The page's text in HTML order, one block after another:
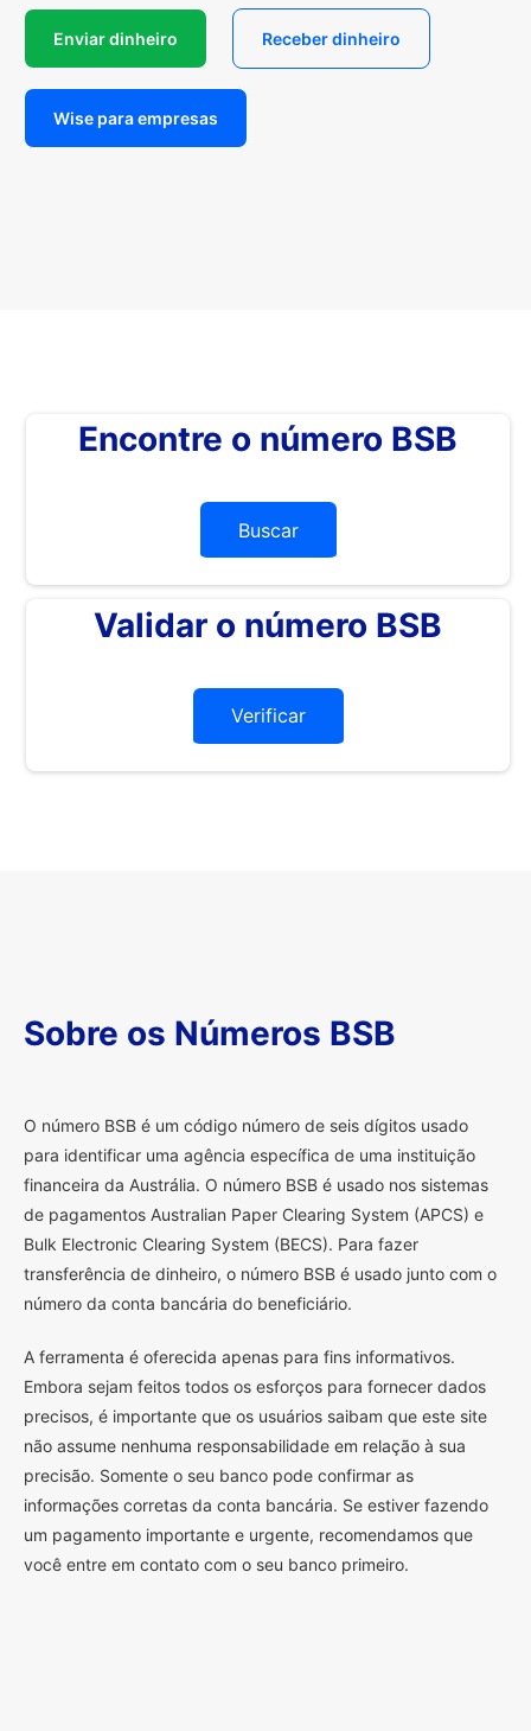
Enviar dinheiro Receber dinheiro
Wise para empresas
Encontre o número BSB
Buscar
Validar o número BSB
Verificar
Sobre os Números BSB
O número BSB é um código número de seis dígitos usado
para identificar uma agência específica de uma instituição
financeira da Austrália. O número BSB é usado nos sistemas
de pagamentos Australian Paper Clearing System (APCS) e
Bulk Electronic Clearing System (BECS). Para fazer
transferência de dinheiro, o número BSB é usado junto com o
número da conta bancária do beneficiário.
A ferramenta é oferecida apenas para fins informativos.
Embora sejam feitos todos os esforços para fornecer dados
precisos, é importante que os usuários saibam que este site
não assume nenhuma responsabilidade em relação à sua
precisão. Somente o seu banco pode confirmar as
informações corretas da conta bancária. Se estiver fazendo
um pagamento importante e urgente, recomendamos que
você entre em contato com o seu banco primeiro.